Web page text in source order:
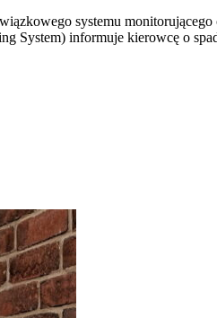
systemu
System) informuje kierowcę o